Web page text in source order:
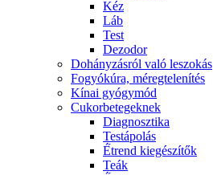
Kéz
Láb
Test
Dezodor
Dohányzásról való leszokás
Fogyókúra, méregtelenítés
Kínai gyógymód
Cukorbetegeknek
Diagnosztika
Testápolás
É́trend kiegészítők
Teák